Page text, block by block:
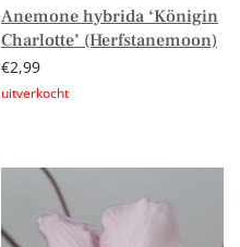
Anemone hybrida ‘Königin
Charlotte’ (Herfstanemoon)
€2,99